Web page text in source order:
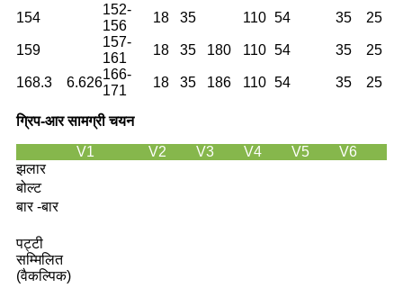
154
152-
156
18 35 110 54 35 25
159
157-
161
18 35 180 110 54 35 25
168.3 6.626
166-
171
18 35 186 110 54 35 25
ग्रिप-आर सामग्री चयन
V1
V2 V3 V4 V5
V6
झलार
बोल्ट
बार -बार
पट्टी
सम्मिलित
(वैकल्पिक)